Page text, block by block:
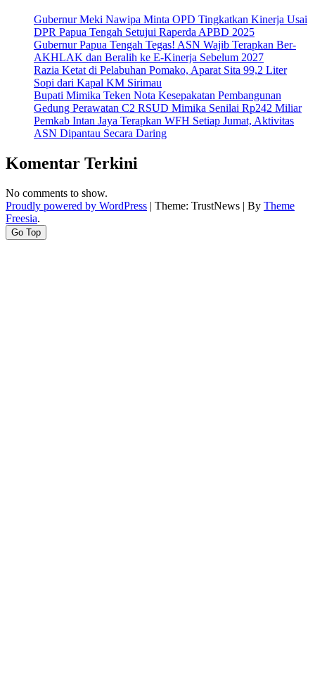
Gubernur Meki Nawipa Minta OPD Tingkatkan Kinerja Usai
DPR Papua Tengah Setujui Raperda APBD 2025
Gubernur Papua Tengah Tegas! ASN Wajib Terapkan Ber-
AKHLAK dan Beralih ke E-Kinerja Sebelum 2027
Razia Ketat di Pelabuhan Pomako, Aparat Sita 99,2 Liter
Sopi dari Kapal KM Sirimau
Bupati Mimika Teken Nota Kesepakatan Pembangunan
Gedung Perawatan C2 RSUD Mimika Senilai Rp242 Miliar
Pemkab Intan Jaya Terapkan WFH Setiap Jumat, Aktivitas
ASN Dipantau Secara Daring
Komentar Terkini
No comments to show.
Proudly powered by WordPress | Theme: TrustNews | By Theme
Freesia.
Go Top